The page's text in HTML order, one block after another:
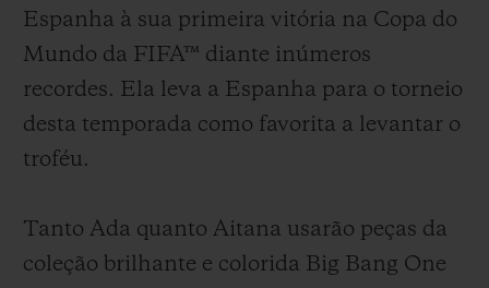
Espanha à sua primeira vitória na Copa do
Mundo da FIFA™ diante inúmeros
recordes. Ela leva a Espanha para o torneio
desta temporada como favorita a levantar o
troféu.
Tanto Ada quanto Aitana usarão peças da
coleção brilhante e colorida Big Bang One